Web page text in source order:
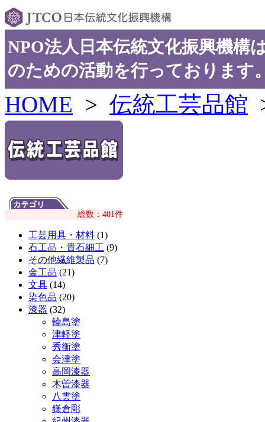
NPO法人日本伝統文化振興機構
のための活動を行っております
HOME > 伝統工芸品館
総数：401件
工芸用具・材料 (1)
石工品・貴石細工 (9)
その他繊維製品 (7)
金工品 (21)
文具 (14)
染色品 (20)
漆器 (32)
輪島塗
津軽塗
秀衡塗
会津塗
高岡漆器
木曽漆器
八雲塗
鎌倉彫